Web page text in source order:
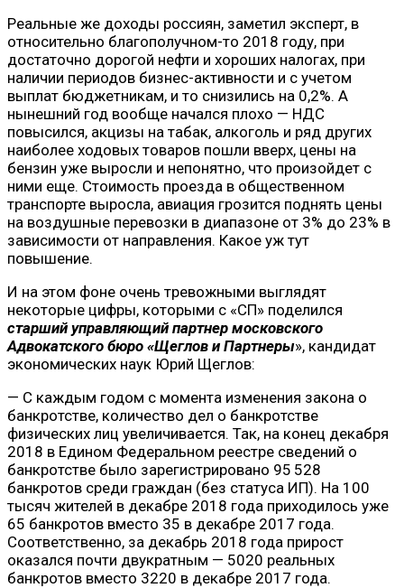
Реальные же доходы россиян, заметил эксперт, в
относительно благополучном-то 2018 году, при
достаточно дорогой нефти и хороших налогах, при
наличии периодов бизнес-активности и с учетом
выплат бюджетникам, и то снизились на 0,2%. А
нынешний год вообще начался плохо — НДС
повысился, акцизы на табак, алкоголь и ряд других
наиболее ходовых товаров пошли вверх, цены на
бензин уже выросли и непонятно, что произойдет с
ними еще. Стоимость проезда в общественном
транспорте выросла, авиация грозится поднять цены
на воздушные перевозки в диапазоне от 3% до 23% в
зависимости от направления. Какое уж тут
повышение.
И на этом фоне очень тревожными выглядят
некоторые цифры, которыми с «СП» поделился
старший управляющий партнер московского
Адвокатского бюро «Щеглов и Партнеры», кандидат
экономических наук Юрий Щеглов:
— С каждым годом с момента изменения закона о
банкротстве, количество дел о банкротстве
физических лиц увеличивается. Так, на конец декабря
2018 в Едином Федеральном реестре сведений о
банкротстве было зарегистрировано 95 528
банкротов среди граждан (без статуса ИП). На 100
тысяч жителей в декабре 2018 года приходилось уже
65 банкротов вместо 35 в декабре 2017 года.
Соответственно, за декабрь 2018 года прирост
оказался почти двукратным — 5020 реальных
банкротов вместо 3220 в декабре 2017 года.